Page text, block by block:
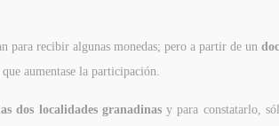
para recibir algunas monedas; pero a partir de un
aumentase la participación.
dos localidades granadinasy para constatarlo,